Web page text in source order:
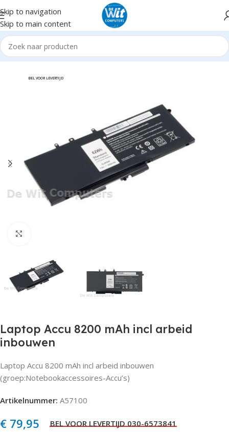
Skip to navigation
Skip to main content
Notebook/Tablet Accessoires Notebookaccessoires Accu's
BEL VOOR LEVERTIJD
Laptop Accu 8200 mAh incl arbeid
inbouwen
Laptop Accu 8200 mAh incl arbeid inbouwen
(groep:Notebookaccessoires-Accu’s)
Artikelnummer: A57100
€ 79,95